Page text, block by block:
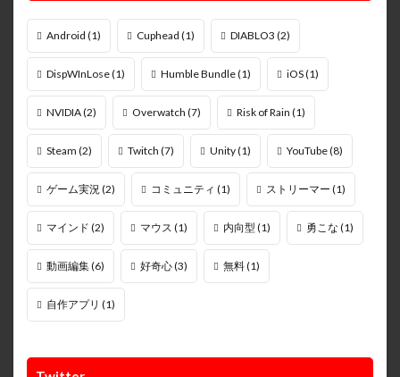
Android (1) Cuphead (1) DIABLO3 (2)
DispWInLose(1) Humble Bundle(1) iOS(1)
NVIDIA(2) Overwatch (7) Risk of Rain (1)
Steam (2) Twitch (7) Unity(1) YouTube(8)
ゲーム実況(2) コミュニティ (1) ストリーマー (1)
マインド (2) マウス (1) 内向型 (1) 勇こな (1)
動画編集(6) 好奇心(3) 無料(1)
自作アプリ (1)